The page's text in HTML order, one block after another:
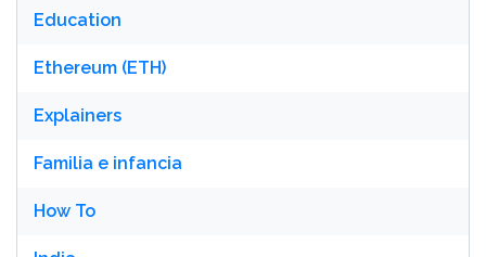
Education
Ethereum (ETH)
Explainers
Familia e infancia
How To